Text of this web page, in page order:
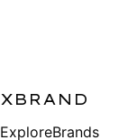
XBRAND
ExploreBrands